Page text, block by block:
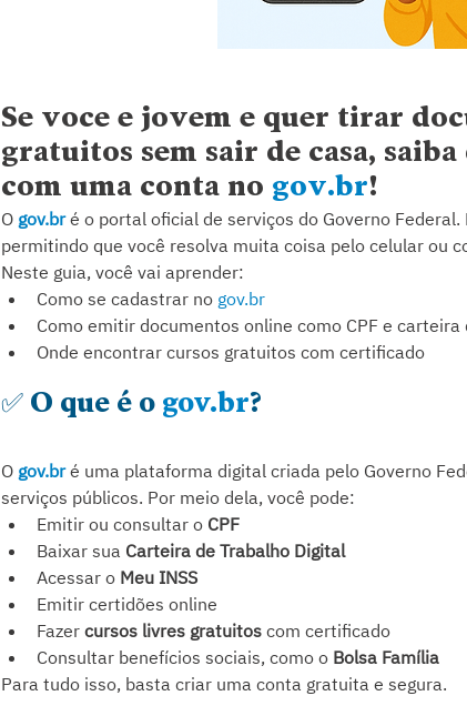
Se você é jovem e quer tirar
gratuitos sem sair de casa,
com uma conta no gov.br!
O gov.br é o portal oficial de serviços do Governo Federal.
permitindo que você resolva muita coisa pelo celular ou
Neste guia, você vai aprender:
Como se cadastrar no gov.br
Como emitir documentos online como CPF e
Onde encontrar cursos gratuitos com certificado
✅ O que é o gov.br?
O gov.br é uma plataforma digital criada pelo Governo
serviços públicos. Por meio dela, você pode:
Emitir ou consultar o CPF
Baixar sua Carteira de Trabalho Digital
Acessar o Meu INSS
Emitir certidões online
Fazer cursos livres gratuitos com certificado
Consultar benefícios sociais, como o Bolsa Família
Para tudo isso, basta criar uma conta gratuita e segura.